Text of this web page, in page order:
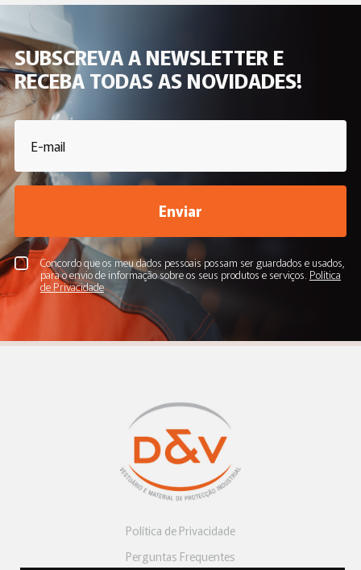
FITA SAFETYWALK 18
MT/51MM PRETO 3M
REF. 7100009880
REF. 7100020921
SINALÉTICA
FITA SAFETYWALK 18
MT/51MM AMARELO
3M REF. 7100000611
SINALÉTICA
FITA SAFETYWALK 18
MT/102 MM AMARELO
3M REF. 7000126472
PROTEÇÃO RESPIRATÓRIA PROTEÇÃO DA CABEÇA